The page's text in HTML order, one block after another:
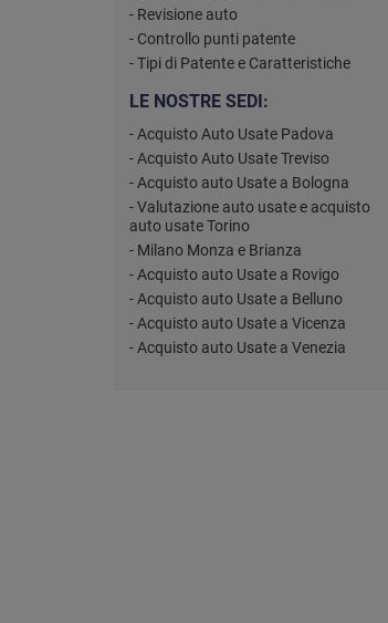
- Revisione auto
- Controllo punti patente
- Tipi di Patente e Caratteristiche
LE NOSTRE SEDI:
- Acquisto Auto Usate Padova
- Acquisto Auto Usate Treviso
- Acquisto auto Usate a Bologna
- Valutazione auto usate e acquisto
auto usate Torino
- Milano Monza e Brianza
- Acquisto auto Usate a Rovigo
- Acquisto auto Usate a Belluno
- Acquisto auto Usate a Vicenza
- Acquisto auto Usate a Venezia